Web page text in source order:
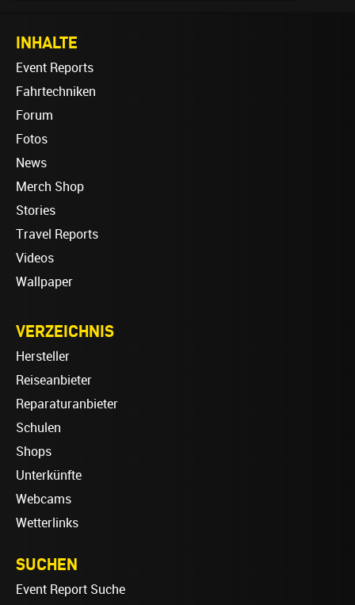
INHALTE
Event Reports
Fahrtechniken
Forum
Fotos
News
Merch Shop
Stories
Travel Reports
Videos
Wallpaper
VERZEICHNIS
Hersteller
Reiseanbieter
Reparaturanbieter
Schulen
Shops
Unterkünfte
Webcams
Wetterlinks
SUCHEN
Event Report Suche